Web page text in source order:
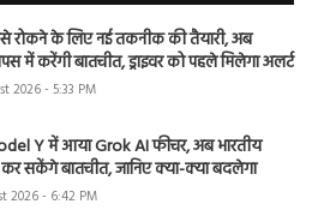
रोकने के लिए नई तकनीक की तैयारी, अब
में करेंगी बातचीत, ड्राइवर को पहले मिलेगा अलर्ट
2026 - 5:33 PM
Y में आया Grok AI फीचर, अब भारतीय
सकेंगे बातचीत, जानिए क्या-क्या बदलेगा
2026 - 6:42 PM